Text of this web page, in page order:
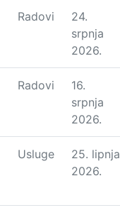
Radovi
24.
srpnja
2026.
Radovi
16.
srpnja
2026.
Usluge
25. lipnja
2026.